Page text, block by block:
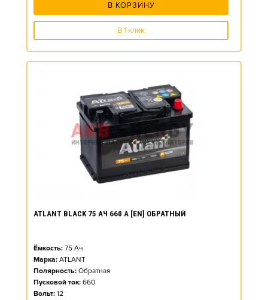
В КОРЗИНУ
В 1 клик
ATLANT BLACK 75 АЧ 660 А [EN] ОБРАТНЫЙ
Ёмкость: 75 Ач
Марка: ATLANT
Полярность: Обратная
Пусковой ток: 660
Вольт: 12